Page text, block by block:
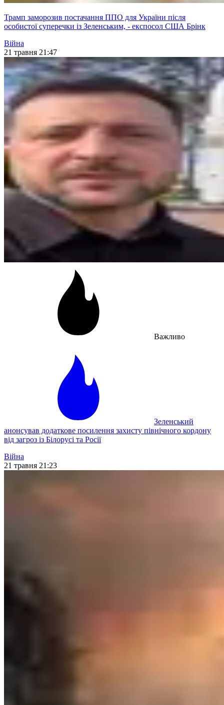
Трамп заморозив постачання ППО для України після
особистої суперечки із Зеленським, - експосол США Брінк
Війна
21 травня 21:47
Важливо
Зеленський
анонсував додаткове посилення захисту північного кордону
від загроз із Білорусі та Росії
Війна
21 травня 21:23